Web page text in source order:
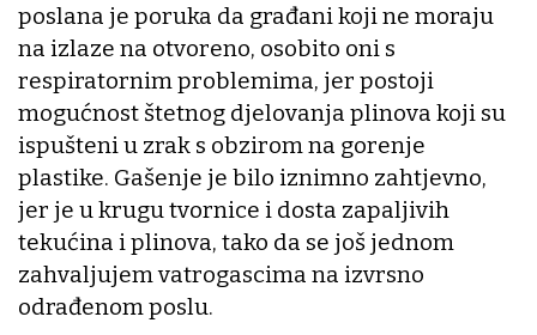
poslana je poruka da građani koji ne moraju
na izlaze na otvoreno, osobito oni s
respiratornim problemima, jer postoji
mogućnost štetnog djelovanja plinova koji su
ispušteni u zrak s obzirom na gorenje
plastike. Gašenje je bilo iznimno zahtjevno,
jer je u krugu tvornice i dosta zapaljivih
tekućina i plinova, tako da se još jednom
zahvaljujem vatrogascima na izvrsno
odrađenom poslu.